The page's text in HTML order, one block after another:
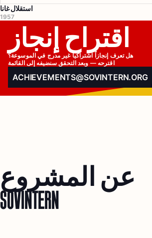
استقلال غانا
1957
اقتراح إنجاز
هل تعرف إنجازاً اشتراكياً غير مدرج في الموسوعة؟
اقترحه — وبعد التحقق سنضيفه إلى القائمة
ACHIEVEMENTS@SOVINTERN.ORG
عن المشروع
SOVINTERN